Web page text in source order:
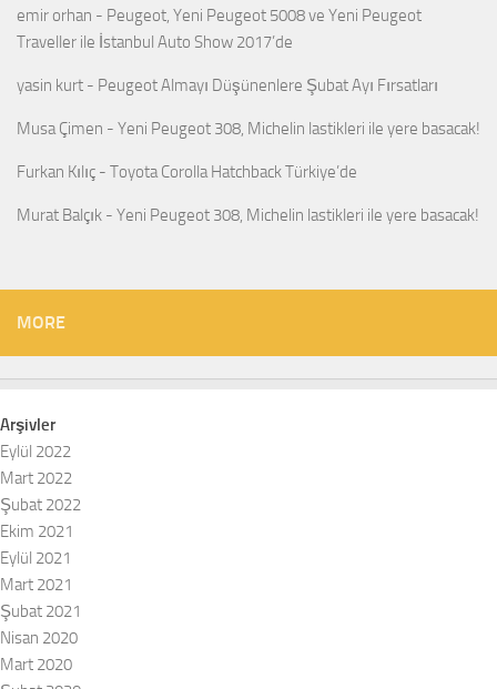
emir orhan - Peugeot, Yeni Peugeot 5008 ve Yeni Peugeot
Traveller ile İstanbul Auto Show 2017’de
yasin kurt - Peugeot Almayı Düşünenlere Şubat Ayı Fırsatları
Musa Çimen - Yeni Peugeot 308, Michelin lastikleri ile yere basacak!
Furkan Kılıç - Toyota Corolla Hatchback Türkiye’de
Murat Balçık - Yeni Peugeot 308, Michelin lastikleri ile yere basacak!
MORE
Arşivler
Eylül 2022
Mart 2022
Şubat 2022
Ekim 2021
Eylül 2021
Mart 2021
Şubat 2021
Nisan 2020
Mart 2020